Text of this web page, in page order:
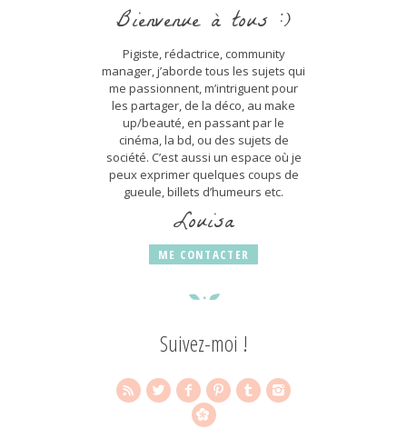
Bienvenue à tous :)
Pigiste, rédactrice, community
manager, j’aborde tous les sujets qui
me passionnent, m’intriguent pour
les partager, de la déco, au make
up/beauté, en passant par le
cinéma, la bd, ou des sujets de
société. C’est aussi un espace où je
peux exprimer quelques coups de
gueule, billets d’humeurs etc.
Louisa
ME CONTACTER
Suivez-moi !